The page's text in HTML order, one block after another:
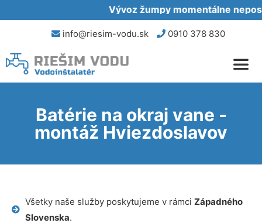
Vývoz žumpy momentálne
info@riesim-vodu.sk 0910 378 830
Batérie na okraj vane -
montáž Hviezdoslavov
Všetky naše služby poskytujeme v rámci Západného
Slovenska.